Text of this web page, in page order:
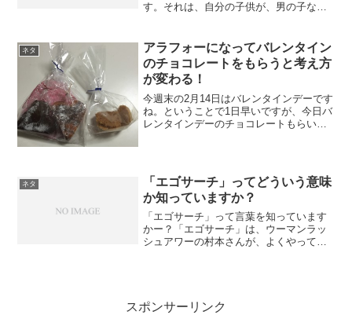
す。それは、自分の子供が、男の子なの
レゼントでよく聞くのは、仮面ライダー
かトッキュジャーのおもち...
ネタ
アラフォーになってバレンタイン
のチョコレートをもらうと考え方
が変わる！
今週末の2月14日はバレンタインデーです
ね。ということで1日早いですが、今日バ
レンタインデーのチョコレートもらいま
ト貰うと嬉しくなり...
ネタ
「エゴサーチ」ってどういう意味
か知っていますか？
「エゴサーチ」って言葉を知っています
かー？「エゴサーチ」は、ウーマンラッ
シュアワーの村本さんが、よくやってい
スポンサーリンク